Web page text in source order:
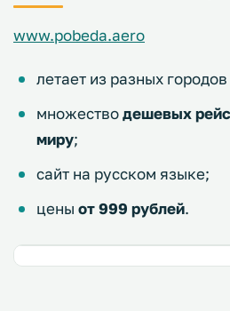
www.pobeda.aero
летает из разных
множестводешевых
миру;
сайт на русском языке;
цены от 999 рублей.